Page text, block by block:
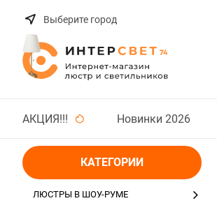
Выберите город
АКЦИЯ!!! Новинки 2026
КАТЕГОРИИ
ЛЮСТРЫ В ШОУ-РУМЕ